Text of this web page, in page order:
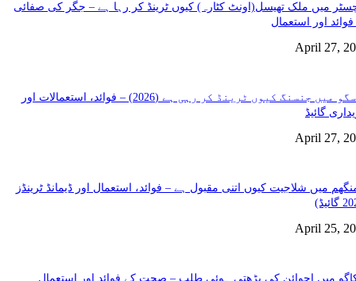
میں ملک تھیسل(اونٹ کٹارہ) کیوں ٹرینڈ کر رہا ہے – جگر کی صفائی
اور استعمال
April 27,
گلاسگو میں جنسنگ کیوں ٹرینڈ کر رہی ہے (2026) – فوائد، استعمالات اور
گائیڈ
April 27,
میں شلاجیت کیوں اتنی مقبول ہے – فوائد، استعمال اور ڈیمانڈ ٹرینڈز
April 25,
میں اجوائن کی بڑھتی ہوئی طلب – صحت کے فوائد اور استعمال